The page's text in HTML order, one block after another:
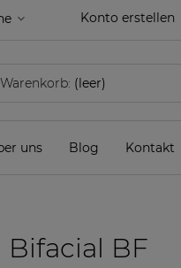
Konto erstellen
Warenkorb: (leer)
uns Blog Kontakt
Bifacial BF